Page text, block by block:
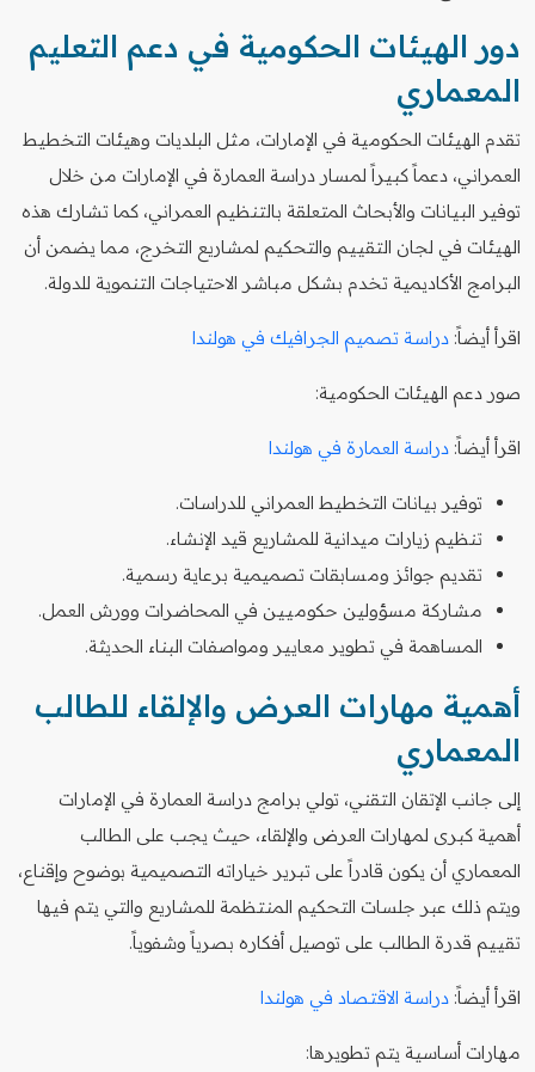
دور الهيئات الحكومية في دعم التعليم
المعماري
تقدم الهيئات الحكومية في الإمارات، مثل البلديات وهيئات التخطيط
العمراني، دعماً كبيراً لمسار دراسة العمارة في الإمارات من خلال
توفير البيانات والأبحاث المتعلقة بالتنظيم العمراني، كما تشارك هذه
الهيئات في لجان التقييم والتحكيم لمشاريع التخرج، مما يضمن أن
البرامج الأكاديمية تخدم بشكل مباشر الاحتياجات التنموية للدولة.
اقرأ أيضاً: دراسة تصميم الجرافيك في هولندا
صور دعم الهيئات الحكومية:
اقرأ أيضاً: دراسة العمارة في هولندا
توفير بيانات التخطيط العمراني للدراسات.
تنظيم زيارات ميدانية للمشاريع قيد الإنشاء.
تقديم جوائز ومسابقات تصميمية برعاية رسمية.
مشاركة مسؤولين حكوميين في المحاضرات وورش العمل.
المساهمة في تطوير معايير ومواصفات البناء الحديثة.
أهمية مهارات العرض والإلقاء للطالب
المعماري
إلى جانب الإتقان التقني، تولي برامج دراسة العمارة في الإمارات
أهمية كبرى لمهارات العرض والإلقاء، حيث يجب على الطالب
المعماري أن يكون قادراً على تبرير خياراته التصميمية بوضوح وإقناع،
ويتم ذلك عبر جلسات التحكيم المنتظمة للمشاريع والتي يتم فيها
تقييم قدرة الطالب على توصيل أفكاره بصرياً وشفوياً.
اقرأ أيضاً: دراسة الاقتصاد في هولندا
مهارات أساسية يتم تطويرها: